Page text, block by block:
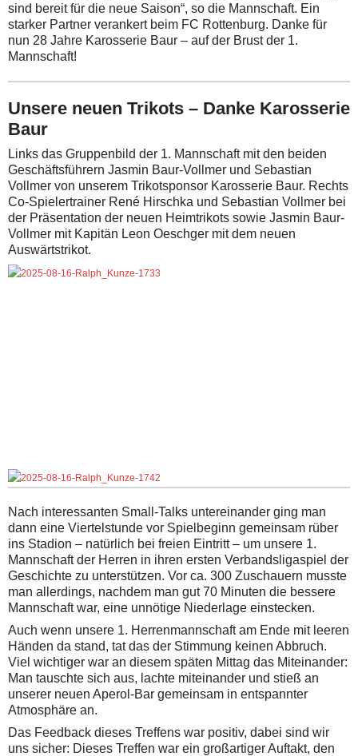
sind bereit für die neue Saison“, so die Mannschaft. Ein
starker Partner verankert beim FC Rottenburg. Danke für
nun 28 Jahre Karosserie Baur – auf der Brust der 1.
Mannschaft!
Unsere neuen Trikots – Danke Karosserie
Baur
Links das Gruppenbild der 1. Mannschaft mit den beiden
Geschäftsführern Jasmin Baur-Vollmer und Sebastian
Vollmer von unserem Trikotsponsor Karosserie Baur. Rechts
Co-Spielertrainer René Hirschka und Sebastian Vollmer bei
der Präsentation der neuen Heimtrikots sowie Jasmin Baur-
Vollmer mit Kapitän Leon Oeschger mit dem neuen
Auswärtstrikot.
Nach interessanten Small-Talks untereinander ging man
dann eine Viertelstunde vor Spielbeginn gemeinsam rüber
ins Stadion – natürlich bei freien Eintritt – um unsere 1.
Mannschaft der Herren in ihren ersten Verbandsligaspiel der
Geschichte zu unterstützen. Vor ca. 300 Zuschauern musste
man allerdings, nachdem man gut 70 Minuten die bessere
Mannschaft war, eine unnötige Niederlage einstecken.
Auch wenn unsere 1. Herrenmannschaft am Ende mit leeren
Händen da stand, tat das der Stimmung keinen Abbruch.
Viel wichtiger war an diesem späten Mittag das Miteinander:
Man tauschte sich aus, lachte miteinander und stieß an
unserer neuen Aperol-Bar gemeinsam in entspannter
Atmosphäre an.
Das Feedback dieses Treffens war positiv, dabei sind wir
uns sicher: Dieses Treffen war ein großartiger Auftakt, den